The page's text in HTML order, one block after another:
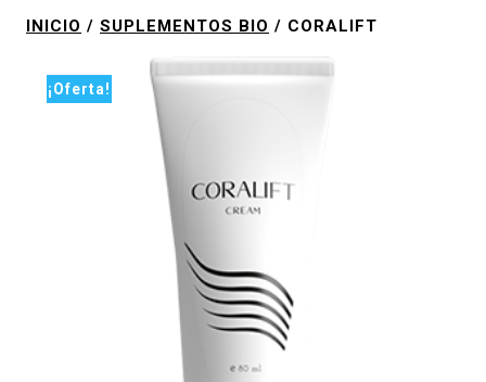
INICIO / SUPLEMENTOS BIO / CORALIFT
¡Oferta!